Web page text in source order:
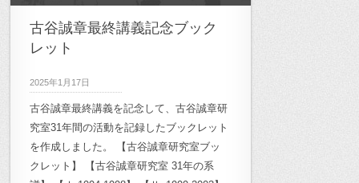
究
12:木質空間研究
16:作家論ゼミ2010
究,20:雲南プロジェクト,21:キャンパス
学校再生計画
,24:TokyoDesignersWeek,
古谷誠章最終講義記念ブック
レット
2025年1月17日
古谷誠章最終講義を記念して、古谷誠章研
究室31年間の活動を記録したブックレット
を作成しました。 【古谷誠章研究室ブッ
クレット】 【古谷誠章研究室 31年の系